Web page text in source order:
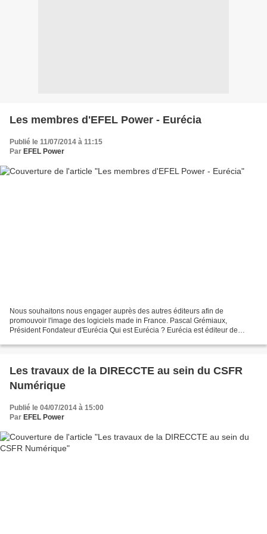
Les membres d'EFEL Power - Eurécia
Publié le 11/07/2014 à 11:15
Par EFEL Power
Nous souhaitons nous engager auprès des autres éditeurs afin de
promouvoir l'image des logiciels made in France. Pascal Grémiaux,
Président Fondateur d'Eurécia Qui est Eurécia ? Eurécia est éditeur de
Les travaux de la DIRECCTE au sein du CSFR
Numérique
Publié le 04/07/2014 à 15:00
Par EFEL Power